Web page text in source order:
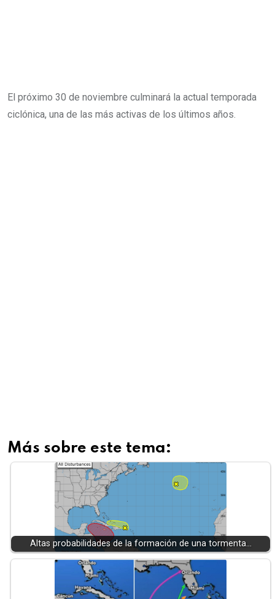
El próximo 30 de noviembre culminará la actual temporada
ciclónica, una de las más activas de los últimos años.
Más sobre este tema:
Altas probabilidades de la formación de una tormenta…